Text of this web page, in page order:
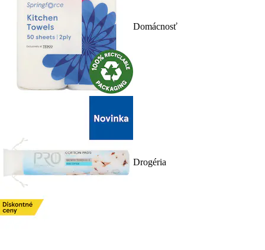
Domácnosť
Drogéria